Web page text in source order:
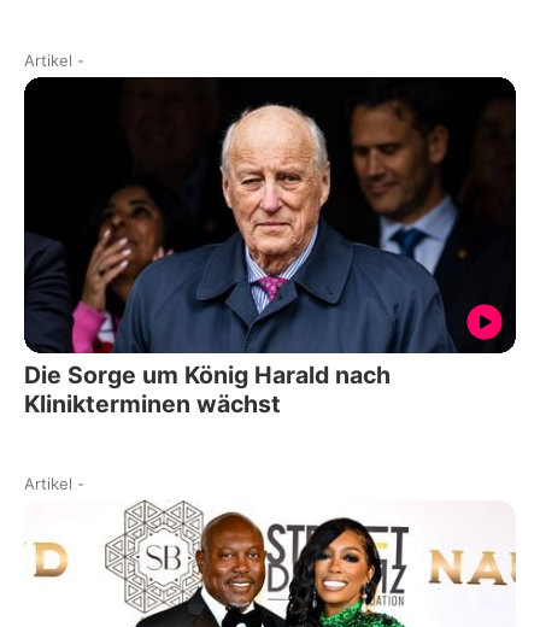
Artikel -
Die Sorge um König Harald nach
Klinikterminen wächst
Artikel -